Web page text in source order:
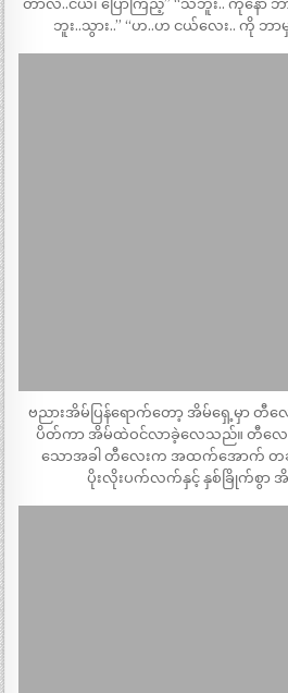
တာလဲ..ငယ်၊ ပြောကြည့်” “သိဘူး.. ကိုနော်
ဘူး..သွား..” “ဟ..ဟ ငယ်လေး.. ကို ဘ
ဗညားအိမ်ပြန်ရောက်တော့ အိမ်ရှေ့မှာ တီ
ပိတ်ကာ အိမ်ထဲဝင်လာခဲ့လေသည်။ တီလေ
သောအခါ တီလေးက အထက်အောက် တ
ပိုးလိုးပက်လက်နှင့် နှစ်ခြိုက်စွာ